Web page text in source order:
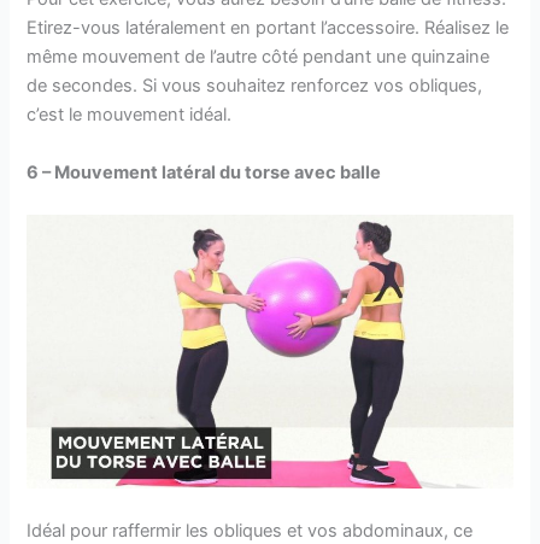
Etirez-vous latéralement en portant l’accessoire. Réalisez le
même mouvement de l’autre côté pendant une quinzaine
de secondes. Si vous souhaitez renforcez vos obliques,
c’est le mouvement idéal.
6 – Mouvement latéral du torse avec balle
Idéal pour raffermir les obliques et vos abdominaux, ce